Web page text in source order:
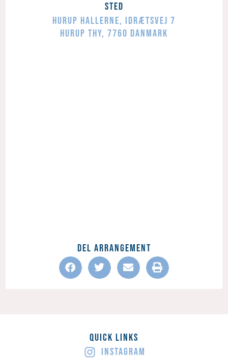
Sted
Hurup Hallerne, Idrætsvej 7
Hurup Thy, 7760 Danmark
Del Arrangement
Quick Links
INSTAGRAM